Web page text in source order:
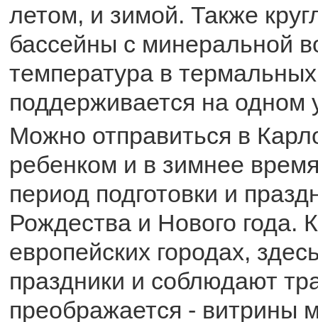
летом, и зимой. Также
бассейны с минеральной
температура в
поддерживается на одном
Можно отправиться в
ребенком и в зимнее
период подготовки и
Рождества и Нового года.
европейских городах,
праздники и соблюдают
преображается - витрины